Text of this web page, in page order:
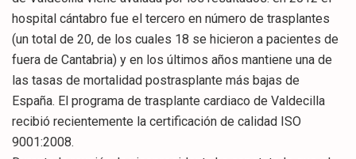
hospital cántabro fue el tercero en número de trasplantes
(un total de 20, de los cuales 18 se hicieron a pacientes de
fuera de Cantabria) y en los últimos años mantiene una de
las tasas de mortalidad postrasplante más bajas de
España. El programa de trasplante cardiaco de Valdecilla
recibió recientemente la certificación de calidad ISO
9001:2008.